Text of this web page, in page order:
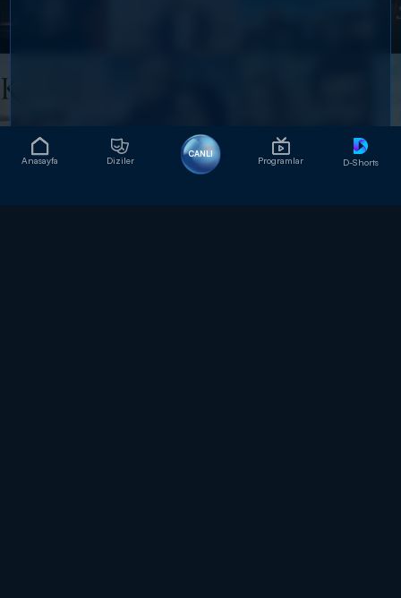
Anasayfa Diziler
CANLI
Programlar D-Shorts